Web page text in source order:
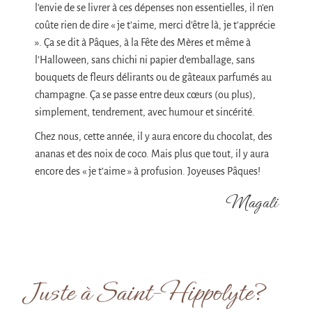
l’envie de se livrer à ces dépenses non essentielles, il n’en
coûte rien de dire « je t’aime, merci d’être là, je t’apprécie
». Ça se dit à Pâques, à la Fête des Mères et même à
l’Halloween, sans chichi ni papier d’emballage, sans
bouquets de fleurs délirants ou de gâteaux parfumés au
champagne. Ça se passe entre deux cœurs (ou plus),
simplement, tendrement, avec humour et sincérité.
Chez nous, cette année, il y aura encore du chocolat, des
ananas et des noix de coco. Mais plus que tout, il y aura
encore des « je t’aime » à profusion. Joyeuses Pâques!
Magali
Juste à Saint-Hippolyte?